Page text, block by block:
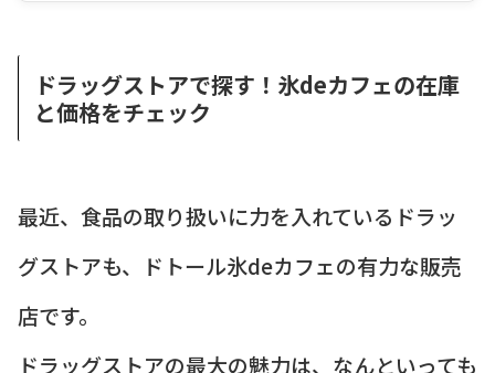
ドラッグストアで探す！氷deカフェの在庫
と価格をチェック
最近、食品の取り扱いに力を入れているドラッ
グストアも、ドトール氷deカフェの有力な販売
店です。
ドラッグストアの最大の魅力は、なんといっても